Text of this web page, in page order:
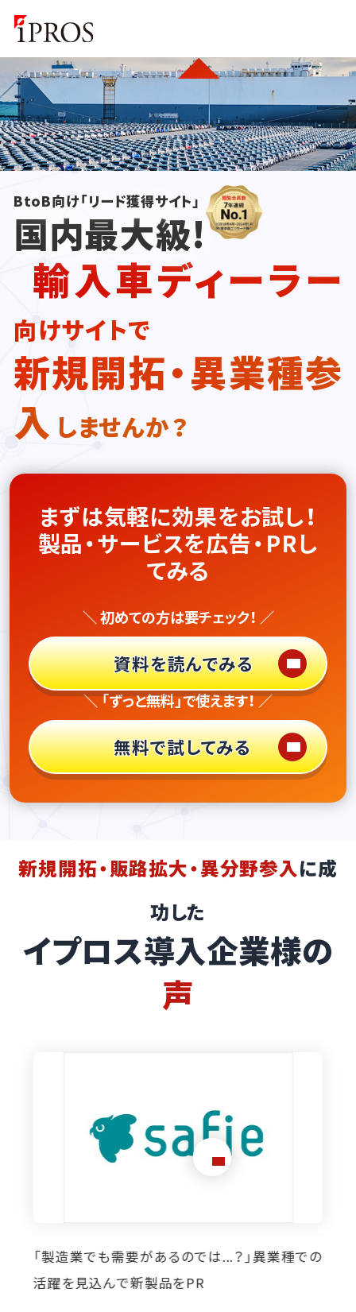
BtoB向け「リード獲得サイト」
国内最大級!
輸入車ディーラー
向けサイトで
新規開拓・異業種参
入 しませんか？
まずは気軽に効果をお試し！
製品・サービスを広告・PRし
てみる
＼ 初めての方は要チェック！ ／
資料を読んでみる
＼ 「ずっと無料」で使えます！ ／
無料で試してみる
新規開拓・販路拡大・異分野参入に成
功した
イプロス導入企業様の
声
想定外のニーズ発掘に寄与。イプロス掲載によ
り自社製品の活躍の場が広がっています